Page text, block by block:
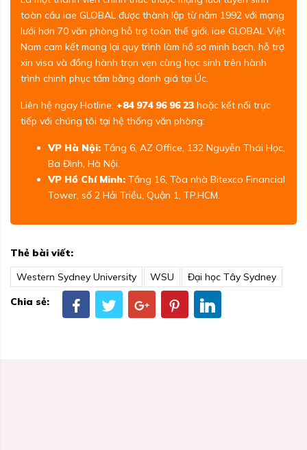
toàn cầu iae GLOBAL được thành lập từ năm 1992 với mạng
lưới hơn 70 văn phòng hỗ trợ toàn thế giới, iae GLOBAL Việt
Nam cam kết mang lại quy trình làm hồ sơ minh bạch, hỗ trợ
xin visa và đồng hành trọn vẹn cùng học sinh trên hành
trình chinh phục tấm bằng danh giá tại Úc.
Liên hệ ngay Hotline: +84 974 96 96 23 hoặc kết nối trực
tiếp với chúng tôi tại hệ thống văn phòng:
VP Hà Nội: Tầng 6, AZ Office, 132 Nguyễn Thái Học,
Ba Đình, Hà Nội.
VP Hồ Chí Minh: Tầng 16, Tòa nhà Bitexco Financial
Tower, số 2 Hải Triều, Quận 1, TP.HCM.
Thẻ bài viết:
Western Sydney University
WSU
Đại học Tây Sydney
Chia sẻ: